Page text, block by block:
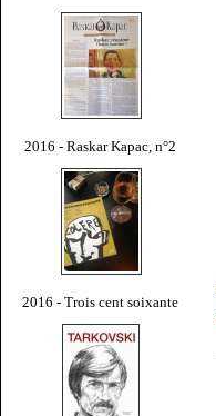
2016 - Raskar Kapac, n°2
2016 - Trois cent soixante